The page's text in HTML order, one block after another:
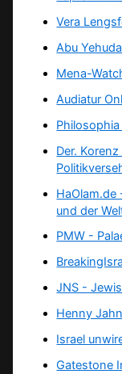
Vera
Abu Yehuda
Mena-
Audiatur
Der.
HaOlam.de
und der
PMW -
JNS -
Henny Jahn
Israel
Gatestone